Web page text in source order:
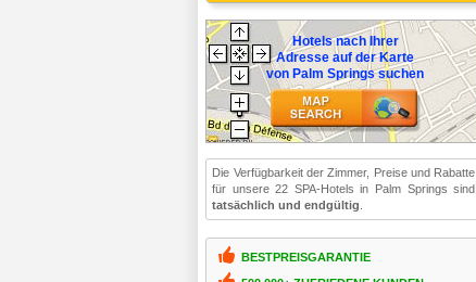
Hotels nach Ihrer
Adresse auf der Karte
von Palm Springs suchen
Die Verfügbarkeit der Zimmer, Preise und Rabatte
für unsere 22 SPA-Hotels in Palm Springs sind
tatsächlich und endgültig
BESTPREISGARANTIE